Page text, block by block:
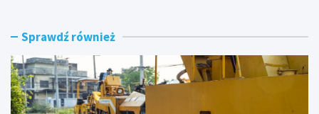
o
d
o
i
m
e
z
n
a
j
Sprawdź również